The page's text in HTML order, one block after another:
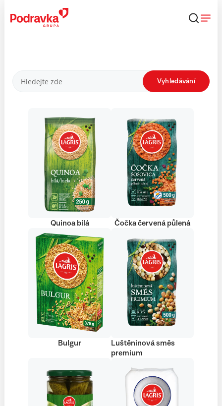
obsahu
Produkty Vyhledávání
Quinoa bílá Čočka červená půlená
Bulgur
Luštěninová směs
premium